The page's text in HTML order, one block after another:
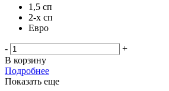
1,5 сп
2-х сп
Евро
-
+
В корзину
Подробнее
Показать еще